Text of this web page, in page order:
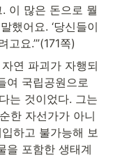
이 많은 돈으로 뭘
했어요. ‘당신들이
요.’”(171쪽)
연 파괴가 자행되
여 국립공원으로
는 것이었다. 그는
한 자선가가 아니
하고 불가능해 보
을 포함한 생태계